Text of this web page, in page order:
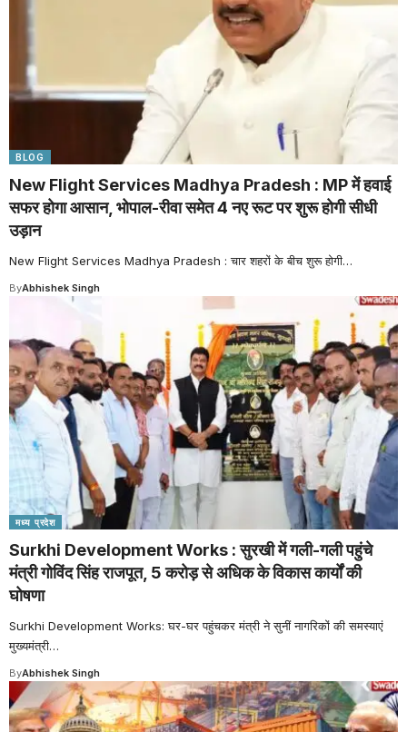
BLOG
New Flight Services Madhya Pradesh : MP में हवाई
सफर होगा आसान, भोपाल-रीवा समेत 4 नए रूट पर शुरू होगी सीधी
उड़ान
New Flight Services Madhya Pradesh : चार शहरों के बीच शुरू होगी…
ByAbhishek Singh
मध्य प्रदेश
Surkhi Development Works : सुरखी में गली-गली पहुंचे
मंत्री गोविंद सिंह राजपूत, 5 करोड़ से अधिक के विकास कार्यों की
घोषणा
Surkhi Development Works: घर-घर पहुंचकर मंत्री ने सुनीं नागरिकों की समस्याएं
मुख्यमंत्री…
ByAbhishek Singh